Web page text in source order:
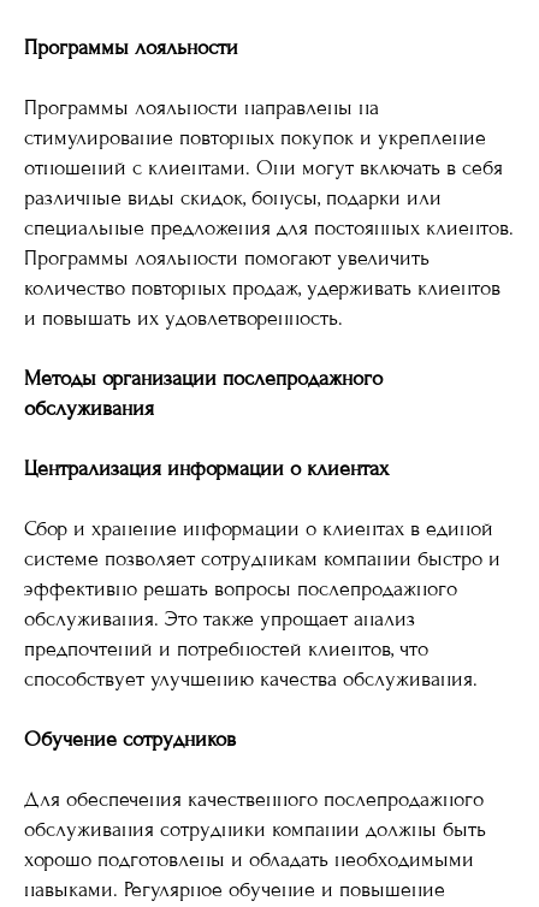
Программы лояльности
Программы лояльности направлены на
стимулирование повторных покупок и укрепление
отношений с клиентами. Они могут включать в себя
различные виды скидок, бонусы, подарки или
специальные предложения для постоянных клиентов.
Программы лояльности помогают увеличить
количество повторных продаж, удерживать клиентов
и повышать их удовлетворенность.
Методы организации послепродажного
обслуживания
Централизация информации о клиентах
Сбор и хранение информации о клиентах в единой
системе позволяет сотрудникам компании быстро и
эффективно решать вопросы послепродажного
обслуживания. Это также упрощает анализ
предпочтений и потребностей клиентов, что
способствует улучшению качества обслуживания.
Обучение сотрудников
Для обеспечения качественного послепродажного
обслуживания сотрудники компании должны быть
хорошо подготовлены и обладать необходимыми
навыками. Регулярное обучение и повышение